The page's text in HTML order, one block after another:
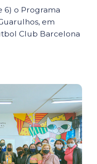
6) o Programa
em
Club Barcelona